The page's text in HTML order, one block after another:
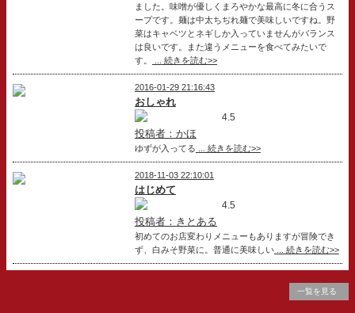
ました。味噌が優しくまろやかな最高に冬に合うス
ープです。麺は中太ちぢれ麺で美味しいですね。野
菜はキャベツとネギしか入っていませんがバランス
は良いです。また違うメニューを食べてみたいで
す。
... 続きを読む>>
2016-01-29 21:16:43
おしゃれ
4.5
投稿者：かほ
ゆずが入ってる ... 続きを読む>>
2018-11-03 22:10:01
はじめて
4.5
投稿者：きとある
初めてのお店変わりメニューもありますが冒険でき
ず、白みそ野菜に。普通に美味しい... 続きを読む>>
一覧を見る